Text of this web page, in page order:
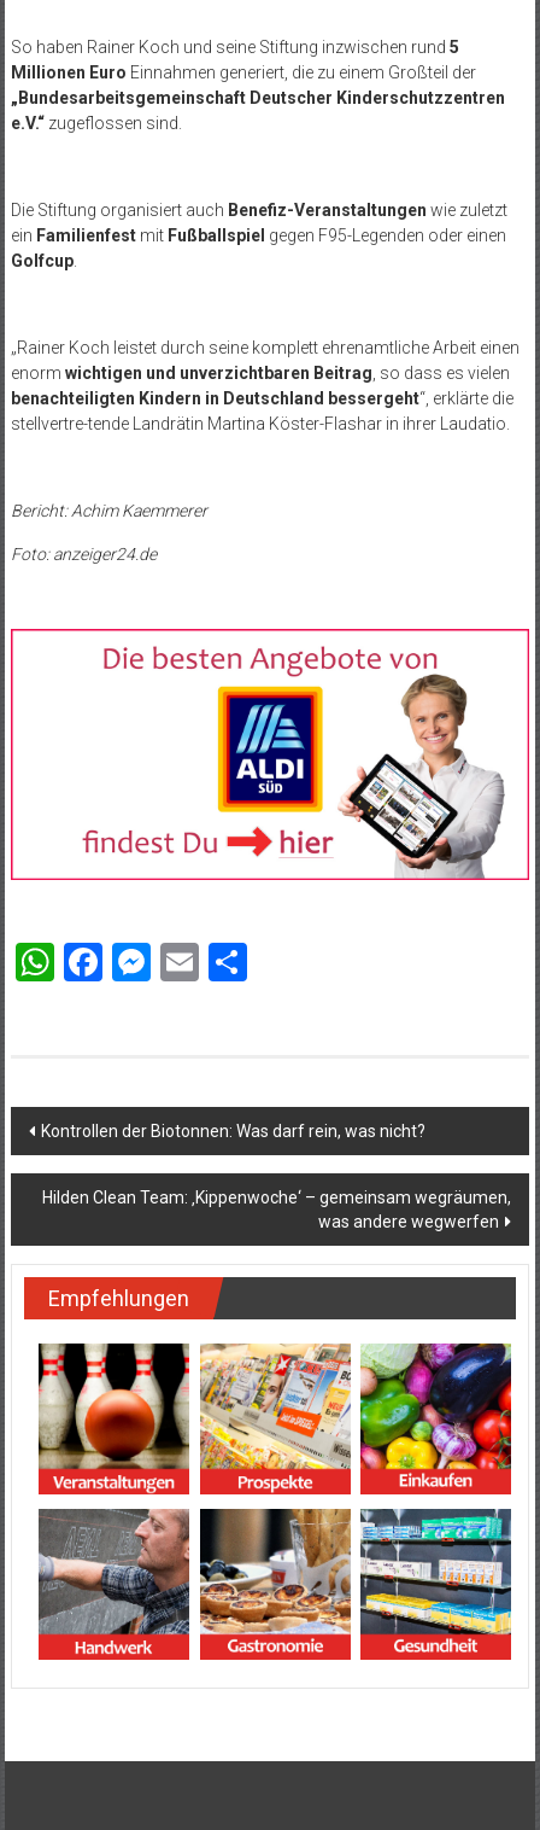
So haben Rainer Koch und seine Stiftung inzwischen rund 5
Millionen Euro Einnahmen generiert, die zu einem Großteil der
„Bundesarbeitsgemeinschaft Deutscher Kinderschutzzentren
e.V.“zugeflossen sind.
Die Stiftung organisiert auch Benefiz-Veranstaltungen wie zuletzt
ein Familienfestmit Fußballspiel gegen F95-Legenden oder einen
Golfcup.
„Rainer Koch leistet durch seine komplett ehrenamtliche Arbeit einen
enorm wichtigen und unverzichtbaren Beitrag, so dass es vielen
benachteiligten Kindern in Deutschland bessergeht“, erklärte die
stellvertre-tende Landrätin Martina Köster-Flashar in ihrer Laudatio.
Bericht: Achim Kaemmerer
Foto: anzeiger24.de
WhatsApp
Facebook
Messenger
EmailTeilen
Beitragsnavigation
Kontrollen der Biotonnen: Was darf rein, was nicht?
Hilden Clean Team: ‚Kippenwoche‘ – gemeinsam wegräumen,
was andere wegwerfen
Empfehlungen